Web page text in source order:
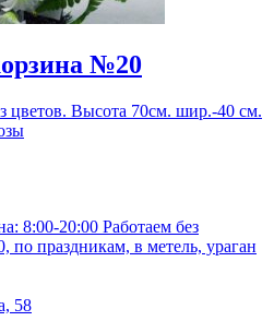
№20
цветов. Высота 70см. шир.-40 см.
8:00-20:00 Работаем без
по праздникам, в метель, ураган
58